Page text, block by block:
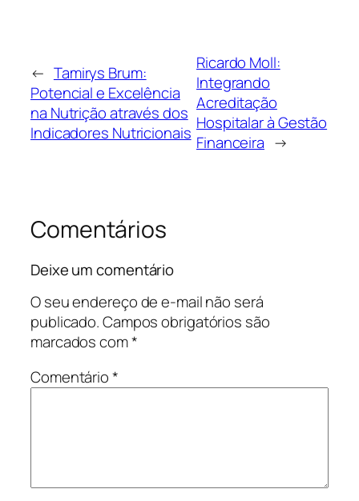
← Tamirys Brum:
Potencial e Excelência
na Nutrição através dos
Indicadores Nutricionais
Ricardo Moll:
Integrando
Acreditação
Hospitalar à Gestão
Financeira →
Comentários
Deixe um comentário
O seu endereço de e-mail não será
publicado.Campos obrigatórios são
marcados com*
Comentário*